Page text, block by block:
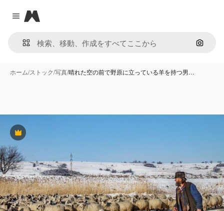
Close menu
Magnific
画像で
ホーム/ストック/写真/晴れた空の前で野原に立っている羊を持つ男…
Premium